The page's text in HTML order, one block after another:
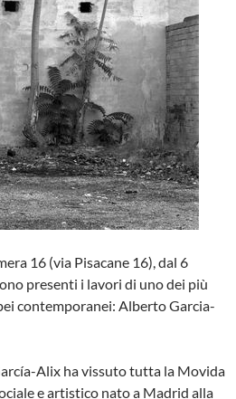
16 (via Pisacane 16), dal 6
presenti i lavori di uno dei più
contemporanei: Alberto Garcia-
Alix ha vissuto tutta la Movida
e artistico nato a Madrid alla